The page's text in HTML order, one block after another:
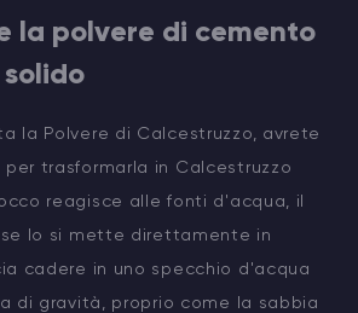
la polvere di cemento
la Polvere di Calcestruzzo, avrete
trasformarla in Calcestruzzo
reagisce alle fonti d'acqua, il
lo si mette direttamente in
cadere in uno specchio d'acqua
di gravità, proprio come la sabbia